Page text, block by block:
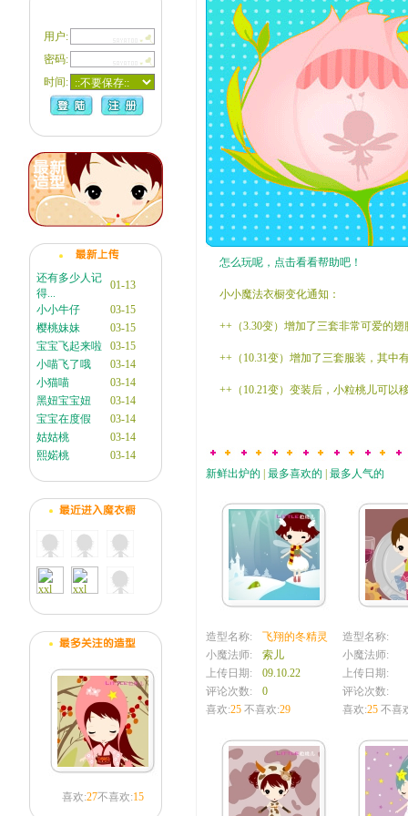
用户:
密码:
时间:
还有多少人记
得...
01-13
小小牛仔
03-15
樱桃妹妹
03-15
宝宝飞起来啦
03-15
小喵飞了哦
03-14
小猫喵
03-14
黑妞宝宝妞
03-14
宝宝在度假
03-14
姑姑桃
03-14
熙婼桃
03-14
喜欢:27不喜欢:15
怎么玩呢，点击看看帮助吧！
小小魔法衣橱变化通知：
++（3.30变）增加了三套非常可爱的翅
++（10.31变）增加了三套服装，其中
++（10.21变）变装后，小粒桃儿可以
新鲜出炉的 最多喜欢的 最多人气的
造型名称:
飞翔的冬精灵
小魔法师:
索儿
上传日期:
09.10.22
评论次数:
0
喜欢:25 不喜欢:29
造型名称:
小魔法师:
上传日期:
评论次数:
喜欢:25 不喜